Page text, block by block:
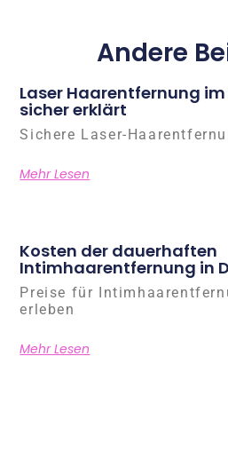
Andere
Laser Haarentfernung
sicher erklärt
Sichere Laser-
Mehr Lesen
Kosten der dauerhaften
Intimhaarentfernung in
Preise für
erleben
Mehr Lesen